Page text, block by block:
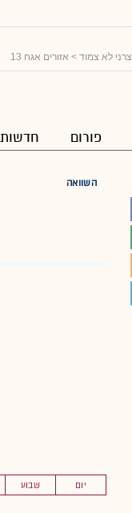
לא צמוד > אזורים אגח 13
פורום חדשות
השוואה
יום שבוע